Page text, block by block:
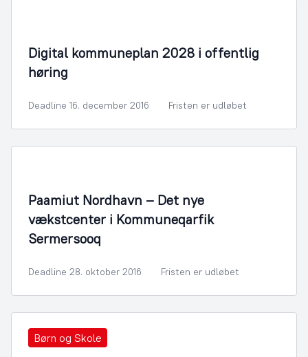
Digital kommuneplan 2028 i offentlig
høring
Deadline 16. december 2016 Fristen er udløbet
Paamiut Nordhavn – Det nye
vækstcenter i Kommuneqarfik
Sermersooq
Deadline 28. oktober 2016 Fristen er udløbet
Børn og Skole